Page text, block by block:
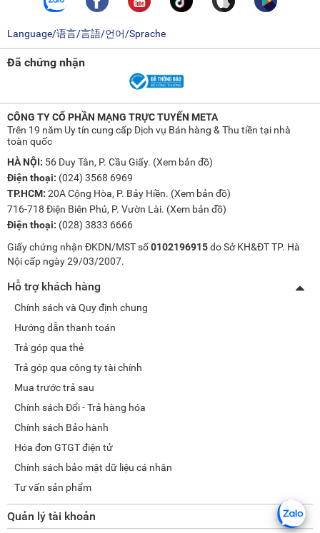
Language/语言/言語/언어/Sprache
Đã chứng nhận
CÔNG TY CỔ PHẦN MẠNG TRỰC TUYẾN META
Trên 19 năm Uy tín cung cấp Dịch vụ Bán hàng & Thu tiền tại nhà
toàn quốc
HÀ NỘI: 56 Duy Tân, P. Cầu Giấy. (Xem bản đồ)
Điện thoại: (024) 3568 6969
TP.HCM: 20A Cộng Hòa, P. Bảy Hiền. (Xem bản đồ)
716-718 Điện Biên Phủ, P. Vườn Lài. (Xem bản đồ)
Điện thoại: (028) 3833 6666
Giấy chứng nhận ĐKDN/MST số0102196915do Sở KH&ĐT TP. Hà
Nội cấp ngày 29/03/2007.
Hỗ trợ khách hàng
Chính sách và Quy định chung
Hướng dẫn thanh toán
Trả góp qua thẻ
Trả góp qua công ty tài chính
Mua trước trả sau
Chính sách Đổi - Trả hàng hóa
Chính sách Bảo hành
Hóa đơn GTGT điện tử
Chính sách bảo mật dữ liệu cá nhân
Tư vấn sản phẩm
Quản lý tài khoản